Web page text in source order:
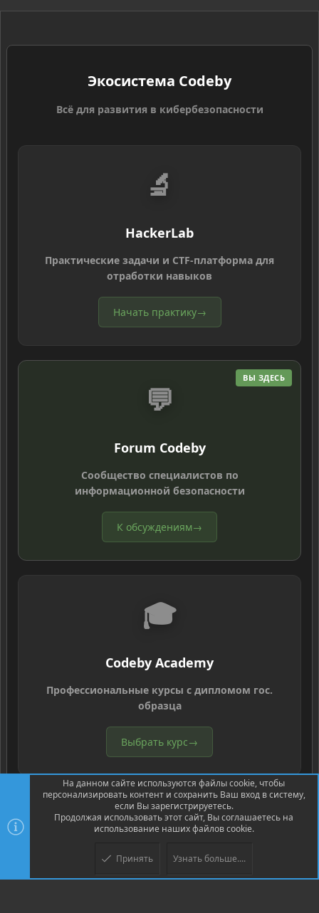
Экосистема Codeby
Всё для развития в кибербезопасности
🔬
HackerLab
Практические задачи и CTF-платформа для
отработки навыков
Начать практику→
ВЫ ЗДЕСЬ
💬
Forum Codeby
Сообщество специалистов по
информационной безопасности
К обсуждениям→
🎓
Codeby Academy
Профессиональные курсы с дипломом гос.
образца
Выбрать курс→
Community platform by XenForo ® © 2010-2026 XenForo Ltd.
© Jason Axelrod of 8WAYRUN
На данном сайте используются файлы cookie, чтобы
персонализировать контент и сохранить Ваш вход в систему,
если Вы зарегистрируетесь.
Продолжая использовать этот сайт, Вы соглашаетесь на
использование наших файлов cookie.
Принять Узнать больше....